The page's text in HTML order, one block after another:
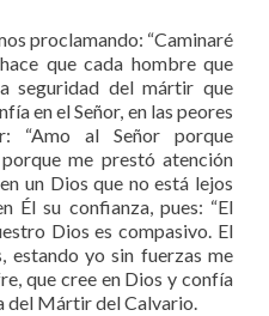
proclamando: “Caminaré
que cada hombre que
seguridad del mártir que
en el Señor, en las peores
“Amo al Señor porque
me prestó atención
un Dios que no está lejos
Él su confianza, pues: “El
Dios es compasivo. El
estando yo sin fuerzas me
que cree en Dios y confía
del Mártir del Calvario.